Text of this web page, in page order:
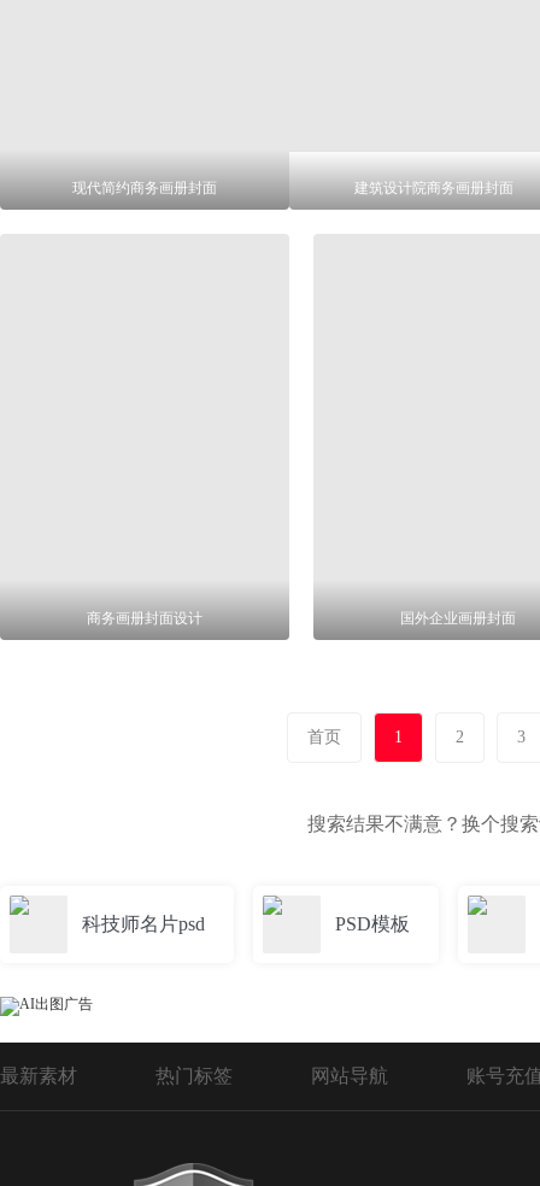
现代简约商务画册封面 建筑设计院商务画册封面
商务画册封面设计 国外企业画册封面
首页 1 2 3
搜索结果不满意？换个搜
科技师名片psd PSD模板
最新素材 热门标签 网站导航 账号充